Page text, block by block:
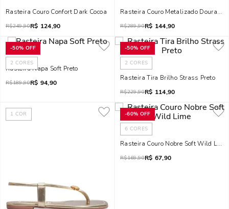
Rasteira Couro Confort Dark Cocoa
R$249,90R$ 124,90
Rasteira Couro Metalizado Dourada
R$289,90R$ 144,90
-50% OFF
2 CORES
Rasteira Napa Soft Preto
R$189,90R$ 94,90
-50% OFF
2 CORES
Rasteira Tira Brilho Strass Preto
R$229,90R$ 114,90
1 COR -60% OFF
6 CORES
Rasteira Couro Nobre Soft Wild Lime
R$169,90R$ 67,90